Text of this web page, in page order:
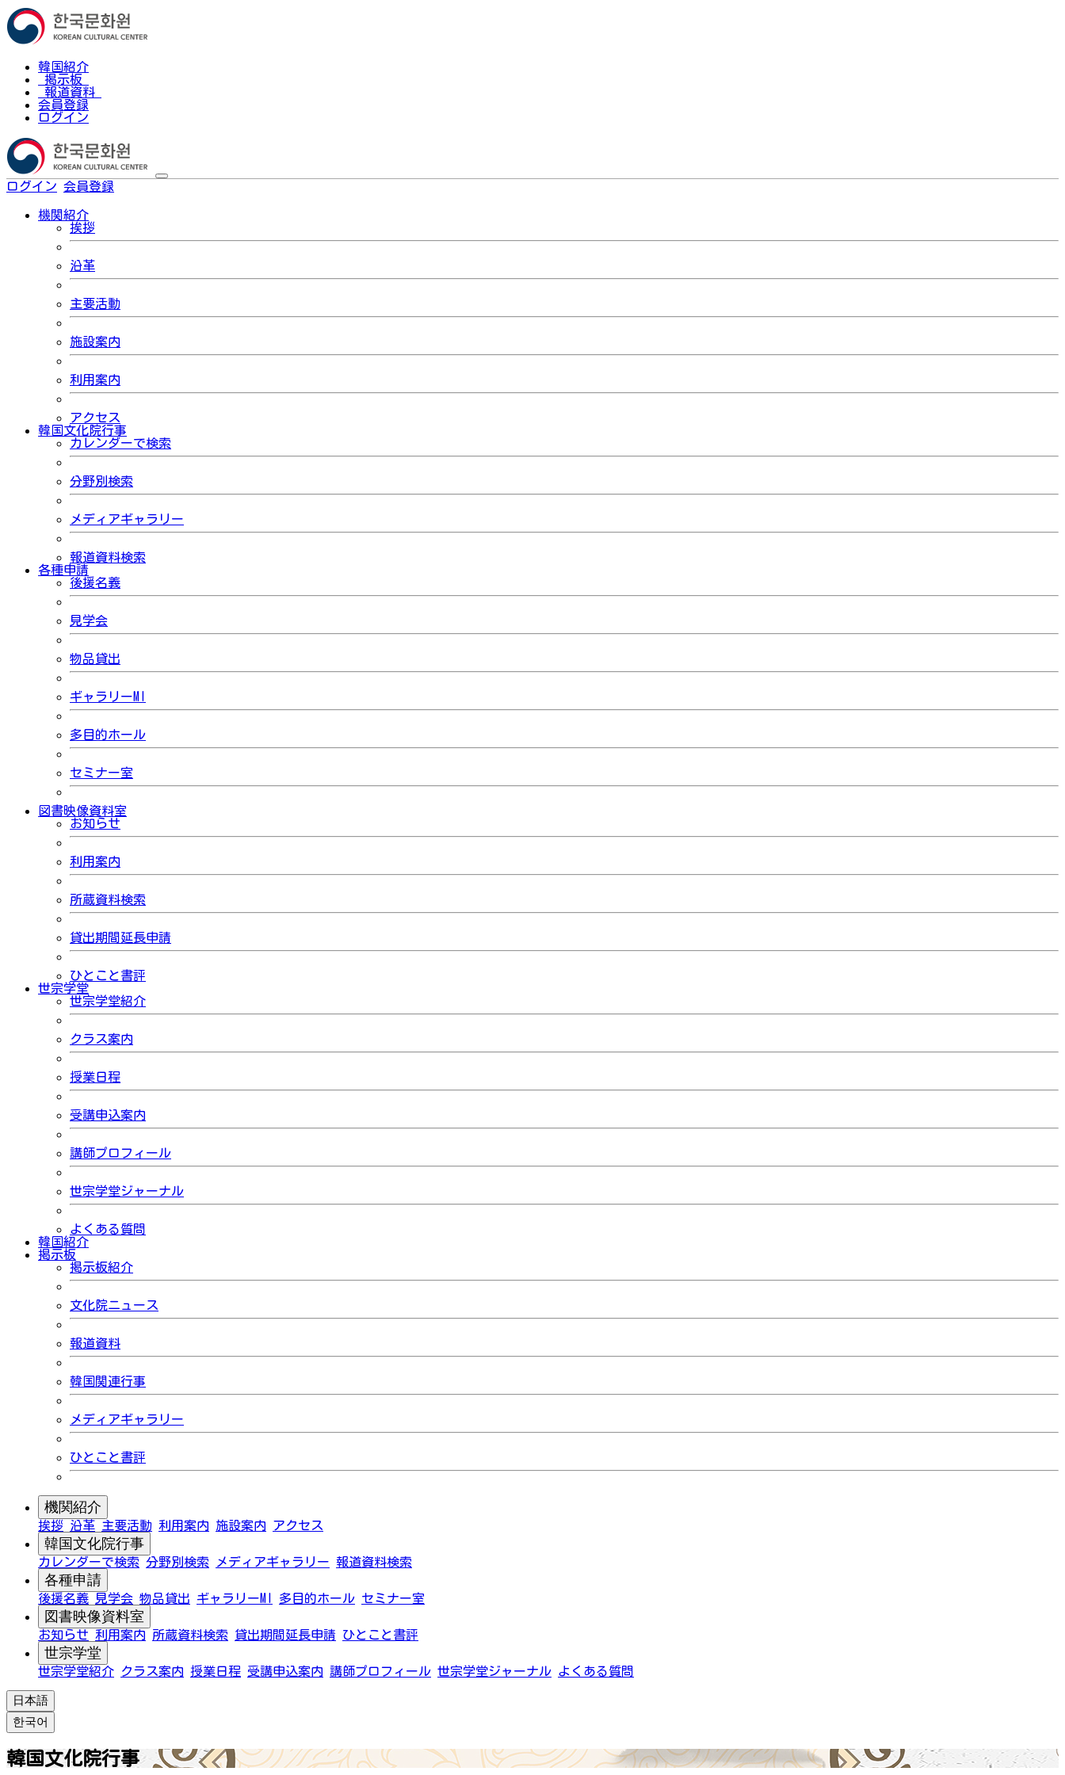
韓国紹介
掲示板
報道資料
会員登録
ログイン
ログイン 会員登録
機関紹介
挨拶
沿革
主要活動
施設案内
利用案内
アクセス
韓国文化院行事
カレンダーで検索
分野別検索
メディアギャラリー
報道資料検索
各種申請
後援名義
見学会
物品貸出
ギャラリーMI
多目的ホール
セミナー室
図書映像資料室
お知らせ
利用案内
所蔵資料検索
貸出期間延長申請
ひとこと書評
世宗学堂
世宗学堂紹介
クラス案内
授業日程
受講申込案内
講師プロフィール
世宗学堂ジャーナル
よくある質問
韓国紹介
掲示板
掲示板紹介
文化院ニュース
報道資料
韓国関連行事
メディアギャラリー
ひとこと書評
機関紹介
挨拶 沿革 主要活動 利用案内 施設案内 アクセス
韓国文化院行事
カレンダーで検索 分野別検索 メディアギャラリー 報道資料検索
各種申請
後援名義 見学会 物品貸出 ギャラリーMI 多目的ホール セミナー室
図書映像資料室
お知らせ 利用案内 所蔵資料検索 貸出期間延長申請 ひとこと書評
世宗学堂
世宗学堂紹介 クラス案内 授業日程 受講申込案内 講師プロフィール 世宗学堂ジャーナル よくある質問
日本語
한국어
韓国文化院行事